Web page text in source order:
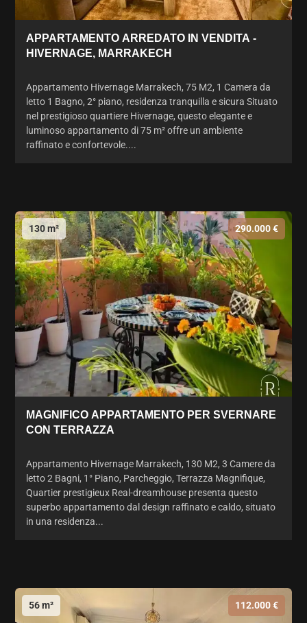
APPARTAMENTO ARREDATO IN VENDITA -
HIVERNAGE, MARRAKECH
Appartamento Hivernage Marrakech, 75 M2, 1 Camera da
letto 1 Bagno, 2° piano, residenza tranquilla e sicura Situato
nel prestigioso quartiere Hivernage, questo elegante e
luminoso appartamento di 75 m² offre un ambiente
raffinato e confortevole....
130 m² 290.000 €
MAGNIFICO APPARTAMENTO PER SVERNARE
CON TERRAZZA
Appartamento Hivernage Marrakech, 130 M2, 3 Camere da
letto 2 Bagni, 1° Piano, Parcheggio, Terrazza Magnifique,
Quartier prestigieux Real-dreamhouse presenta questo
superbo appartamento dal design raffinato e caldo, situato
in una residenza...
56 m² 112.000 €